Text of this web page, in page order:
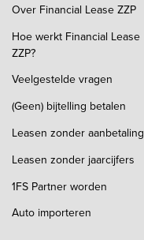
Over Financial Lease ZZP
Hoe werkt Financial Lease
ZZP?
Veelgestelde vragen
(Geen) bijtelling betalen
Leasen zonder aanbetaling
Leasen zonder jaarcijfers
1FS Partner worden
Auto importeren